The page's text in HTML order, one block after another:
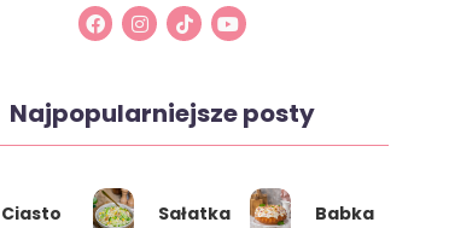
Najpopularniejsze posty
Ciasto
Sałatka
Babka